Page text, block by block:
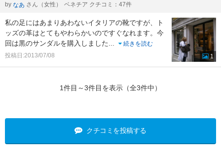
by なあ さん（女性） ベネチア クチコミ：47件
私の足にはあまりあわないイタリアの靴ですが、ト
ッズの革はとてもやわらかいのですぐなれます。今
回は黒のサンダルを購入しました...
続きを読む
投稿日:2013/07/08
1
1件目～3件目を表示（全3件中）
クチコミを投稿する